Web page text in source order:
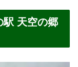
駅 天空の郷